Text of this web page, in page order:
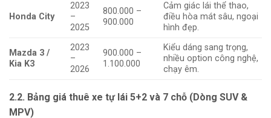
Honda City
2023
–
2025
800.000 –
900.000
Cảm giác lái thể thao,
điều hòa mát sâu, ngoại
hình đẹp.
Mazda 3 /
Kia K3
2023
–
2026
900.000 –
1.100.000
Kiểu dáng sang trọng,
nhiều option công nghệ,
chạy êm.
2.2. Bảng giá thuê xe tự lái 5+2 và 7 chỗ (Dòng SUV &
MPV)